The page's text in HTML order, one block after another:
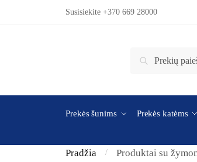
Skip to navigationSusisiekite +370 669 28000
Ieškoti:
Ieškoti
Prekės šunims Prekės katėms
Pradžia / Produktai su